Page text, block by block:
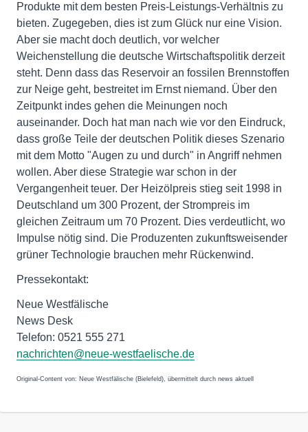
Produkte mit dem besten Preis-Leistungs-Verhältnis zu
bieten. Zugegeben, dies ist zum Glück nur eine Vision.
Aber sie macht doch deutlich, vor welcher
Weichenstellung die deutsche Wirtschaftspolitik derzeit
steht. Denn dass das Reservoir an fossilen Brennstoffen
zur Neige geht, bestreitet im Ernst niemand. Über den
Zeitpunkt indes gehen die Meinungen noch
auseinander. Doch hat man nach wie vor den Eindruck,
dass große Teile der deutschen Politik dieses Szenario
mit dem Motto "Augen zu und durch" in Angriff nehmen
wollen. Aber diese Strategie war schon in der
Vergangenheit teuer. Der Heizölpreis stieg seit 1998 in
Deutschland um 300 Prozent, der Strompreis im
gleichen Zeitraum um 70 Prozent. Dies verdeutlicht, wo
Impulse nötig sind. Die Produzenten zukunftsweisender
grüner Technologie brauchen mehr Rückenwind.
Pressekontakt:
Neue Westfälische
News Desk
Telefon: 0521 555 271
nachrichten@neue-westfaelische.de
Original-Content von: Neue Westfälische (Bielefeld), übermittelt durch news aktuell